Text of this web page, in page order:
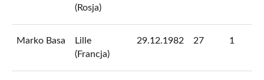
(Rosja)
Marko Basa
Lille
(Francja)
29.12.1982 27 1